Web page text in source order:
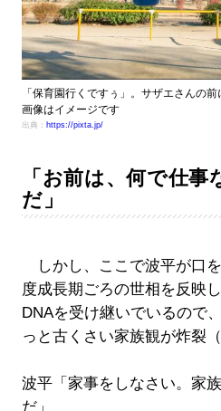
「保育園行くですぅ」。サザエさん
画像はイメージです
出典： https://pixta.jp/
「お前は、何で仕
だ」
しかし、ここで波平が口
度成長期ごろの世相を反映
DNAを受け継いでいるので
っと古くさい家族観が炸裂
波平「家事をしなさい。家
だ」